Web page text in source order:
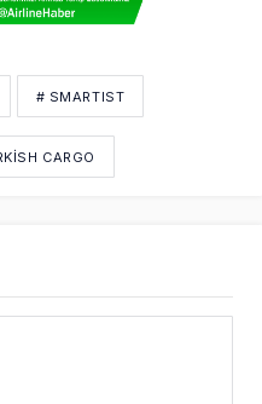
# SMARTIST
CARGO